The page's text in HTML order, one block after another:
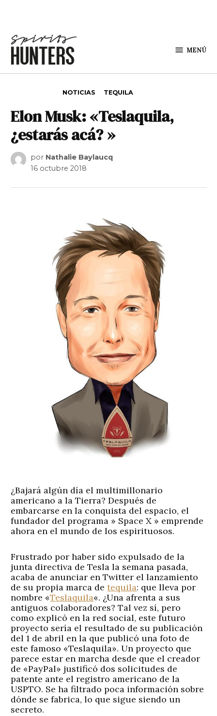
MENÚ
NOTICIAS TEQUILA
Elon Musk: «Teslaquila,
¿estarás acá? »
por Nathalie Baylaucq
16 octubre 2018
¿Bajará algún día el multimillonario
americano a la Tierra? Después de
embarcarse en la conquista del espacio, el
fundador del programa » Space X » emprende
ahora en el mundo de los espirituosos.
Frustrado por haber sido expulsado de la
junta directiva de Tesla la semana pasada,
acaba de anunciar en Twitter el lanzamiento
de su propia marca detequila: que lleva por
nombre «Teslaquila«. ¿Una afrenta a sus
antiguos colaboradores? Tal vez sí, pero
como explicó en la red social, este futuro
proyecto sería el resultado de su publicación
del 1 de abril en la que publicó una foto de
este famoso «Teslaquila». Un proyecto que
parece estar en marcha desde que el creador
de «PayPal» justificó dos solicitudes de
patente ante el registro americano de la
USPTO. Se ha filtrado poca información sobre
dónde se fabrica, lo que sigue siendo un
secreto.